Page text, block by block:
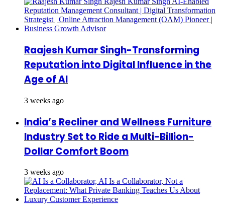
Raajesh Kumar Singh-Transforming
Reputation into Digital Influence in the
Age of AI
3 weeks ago
India’s Recliner and Wellness Furniture
Industry Set to Ride a Multi-Billion-
Dollar Comfort Boom
3 weeks ago